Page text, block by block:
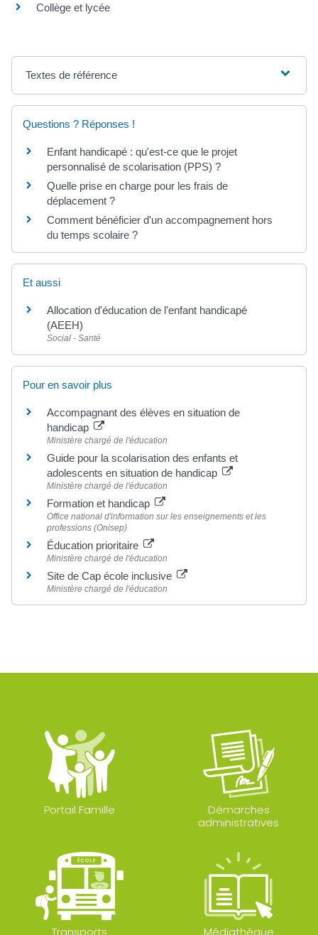
Collège et lycée
Textes de référence
Questions ? Réponses !
Enfant handicapé : qu'est-ce que le projet
personnalisé de scolarisation (PPS) ?
Quelle prise en charge pour les frais de
déplacement ?
Comment bénéficier d'un accompagnement hors
du temps scolaire ?
Et aussi
Allocation d'éducation de l'enfant handicapé
(AEEH)
Social - Santé
Pour en savoir plus
Accompagnant des élèves en situation de
handicap
Ministère chargé de l'éducation
Guide pour la scolarisation des enfants et
adolescents en situation de handicap
Ministère chargé de l'éducation
Formation et handicap
Office national d'information sur les enseignements et les
professions (Onisep)
Éducation prioritaire
Ministère chargé de l'éducation
Site de Cap école inclusive
Ministère chargé de l'éducation
Portail Famille
Démarches
administratives
Transports Médiathèque